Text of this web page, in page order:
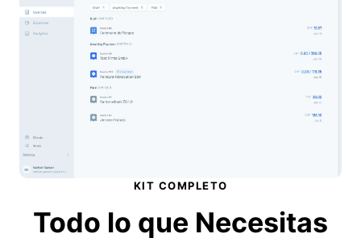
KIT COMPLETO
Todo lo que Necesitas